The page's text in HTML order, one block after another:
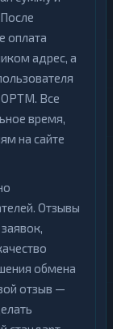
оплата
адрес, а
Все
время,
на сайте
Отзывы
обмена
отзыв —